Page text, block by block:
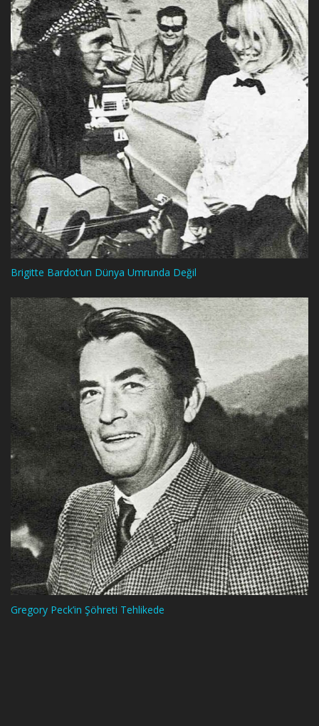
Brigitte Bardot’un Dünya Umrunda Değil
Gregory Peck’in Şöhreti Tehlikede